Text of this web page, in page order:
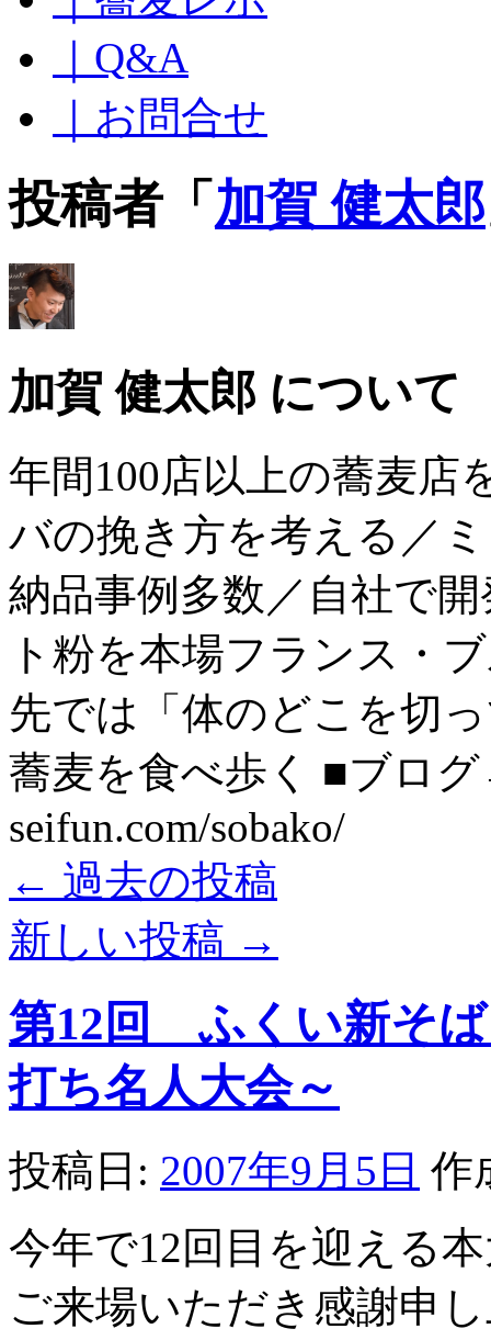
｜Q&A
｜お問合せ
投稿者「 加賀 健太郎
加賀 健太郎 について
年間100店以上の蕎麦店
バの挽き方を考える／
納品事例多数／自社で
ト粉を本場フランス・
先では「体のどこを切
蕎麦を食べ歩く ■ブロ
seifun.com/sobako/
← 過去の投稿
新しい投稿 →
第12回 ふくい新そ
打ち名人大会～
投稿日: 2007年9月5日 作
今年で12回目を迎える
ご来場いただき感謝申